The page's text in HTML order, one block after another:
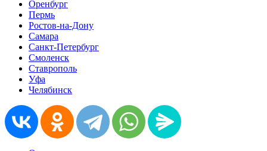
Оренбург
Пермь
Ростов-на-Дону
Самара
Санкт-Петербург
Смоленск
Ставрополь
Уфа
Челябинск